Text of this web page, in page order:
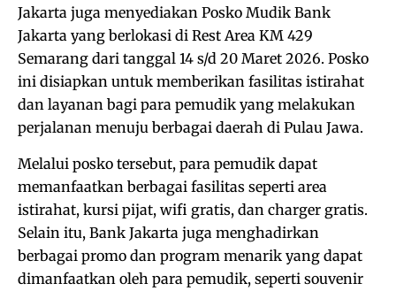
Jakarta juga menyediakan Posko Mudik Bank
Jakarta yang berlokasi di Rest Area KM 429
Semarang dari tanggal 14 s/d 20 Maret 2026. Posko
ini disiapkan untuk memberikan fasilitas istirahat
dan layanan bagi para pemudik yang melakukan
perjalanan menuju berbagai daerah di Pulau Jawa.
Melalui posko tersebut, para pemudik dapat
memanfaatkan berbagai fasilitas seperti area
istirahat, kursi pijat, wifi gratis, dan charger gratis.
Selain itu, Bank Jakarta juga menghadirkan
berbagai promo dan program menarik yang dapat
dimanfaatkan oleh para pemudik, seperti souvenir